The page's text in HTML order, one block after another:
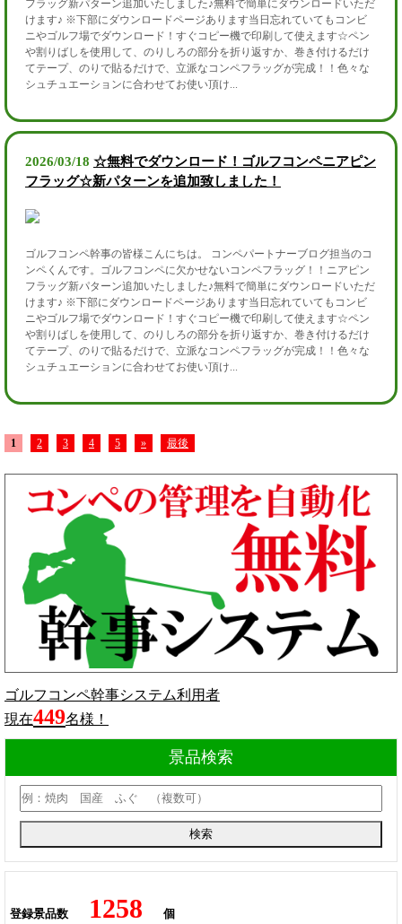
フラッグ新パターン追加いたしました♪無料で簡単にダウンロードいただ
けます♪ ※下部にダウンロードページあります当日忘れていてもコンビ
ニやゴルフ場でダウンロード！すぐコピー機で印刷して使えます☆ペン
や割りばしを使用して、のりしろの部分を折り返すか、巻き付けるだけ
てテープ、のりで貼るだけで、立派なコンペフラッグが完成！！色々な
シュチュエーションに合わせてお使い頂け...
2026/03/18 ☆無料でダウンロード！ゴルフコンペニアピン
フラッグ☆新パターンを追加致しました！
ゴルフコンペ幹事の皆様こんにちは。 コンペパートナーブログ担当のコ
ンペくんです。ゴルフコンペに欠かせないコンペフラッグ！！ニアピン
フラッグ新パターン追加いたしました♪無料で簡単にダウンロードいただ
けます♪ ※下部にダウンロードページあります当日忘れていてもコンビ
ニやゴルフ場でダウンロード！すぐコピー機で印刷して使えます☆ペン
や割りばしを使用して、のりしろの部分を折り返すか、巻き付けるだけ
てテープ、のりで貼るだけで、立派なコンペフラッグが完成！！色々な
シュチュエーションに合わせてお使い頂け...
1 2 3 4 5 » 最後
ゴルフコンペ幹事システム利用者
現在449名様！
景品検索
登録景品数 1258 個